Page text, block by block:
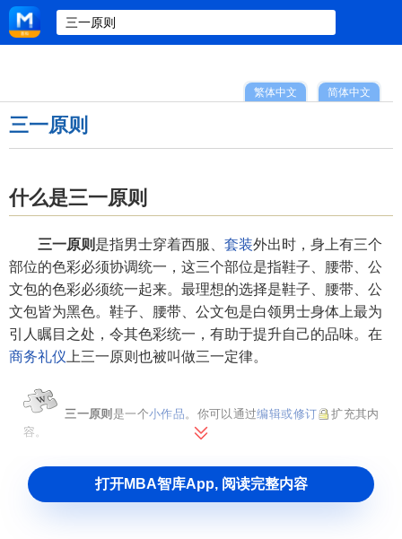
简体中文
繁体中文
三一原则
什么是三一原则
三一原则 是指男士穿着西服、 套装外出时，身上有三个
部位的色彩必须协调统一，这三个部位是指鞋子、腰带、公
文包的色彩必须统一起来。最理想的选择是鞋子、腰带、公
文包皆为黑色。鞋子、腰带、公文包是白领男士身体上最为
引人瞩目之处，令其色彩统一，有助于提升自己的品味。在
商务礼仪 上三一原则也被叫做三一定律。
三一原则 是一个小作品。你可以通过编辑或修订
扩充其内
容。
打开MBA智库App, 阅读完整内容